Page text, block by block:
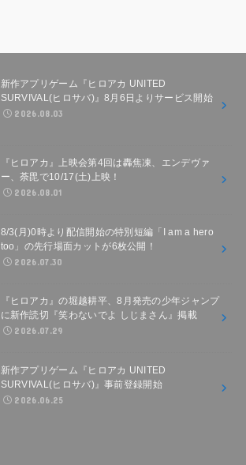
新作アプリゲーム『ヒロアカ UNITED
SURVIVAL(ヒロサバ)』8月6日よりサービス開始
2026.08.03
『ヒロアカ』上映会第4回は轟焦凍、エンデヴァ
ー、荼毘で10/17(土)上映！
2026.08.01
8/3(月)0時より配信開始の特別短編「I am a hero
too」の先行場面カットが6枚公開！
2026.07.30
『ヒロアカ』の堀越耕平、8月発売の少年ジャンプ
に新作読切『笑わないでよ しじまさん』掲載
2026.07.29
新作アプリゲーム『ヒロアカ UNITED
SURVIVAL(ヒロサバ)』事前登録開始
2026.06.25